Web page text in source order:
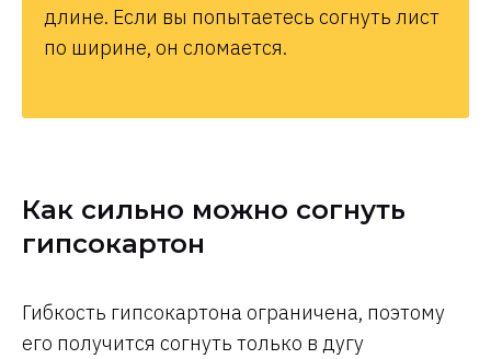
длине. Если вы попытаетесь согнуть лист
по ширине, он сломается.
Как сильно можно согнуть
гипсокартон
Гибкость гипсокартона ограничена, поэтому
его получится согнуть только в дугу